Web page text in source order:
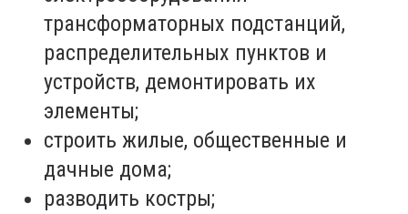
трансформаторных подстанций,
распределительных пунктов и
устройств, демонтировать их
элементы;
строить жилые, общественные и
дачные дома;
разводить костры;